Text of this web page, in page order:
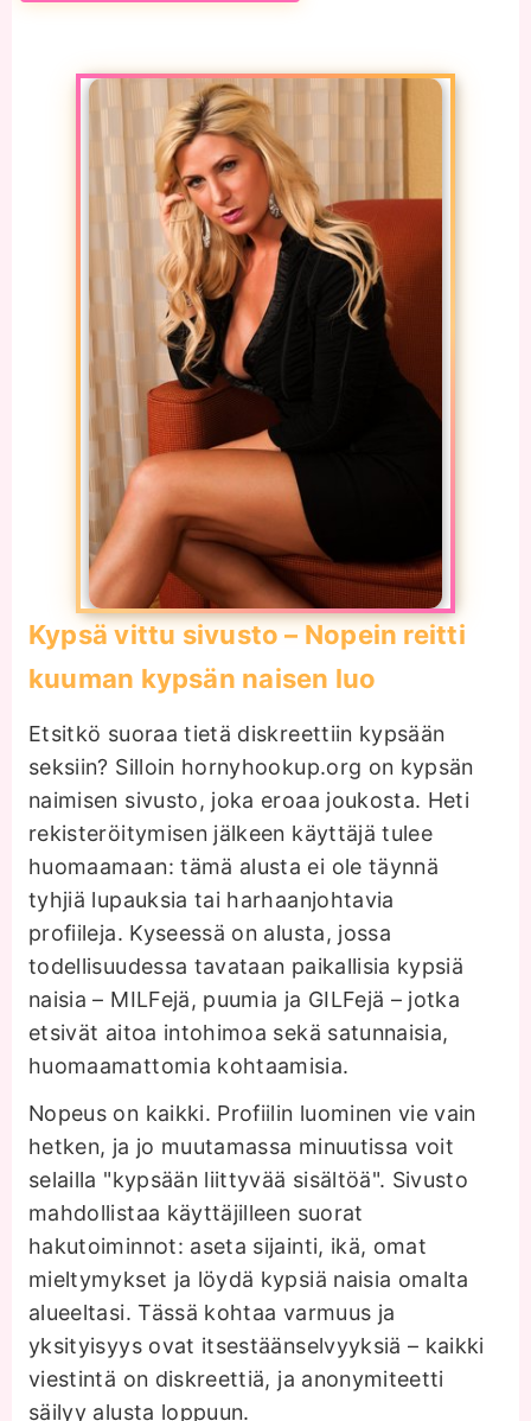
Kypsä vittu sivusto – Nopein reitti
kuuman kypsän naisen luo
Etsitkö suoraa tietä diskreettiin kypsään
seksiin? Silloin hornyhookup.org on kypsän
naimisen sivusto, joka eroaa joukosta. Heti
rekisteröitymisen jälkeen käyttäjä tulee
huomaamaan: tämä alusta ei ole täynnä
tyhjiä lupauksia tai harhaanjohtavia
profiileja. Kyseessä on alusta, jossa
todellisuudessa tavataan paikallisia kypsiä
naisia – MILFejä, puumia ja GILFejä – jotka
etsivät aitoa intohimoa sekä satunnaisia,
huomaamattomia kohtaamisia.
Nopeus on kaikki. Profiilin luominen vie vain
hetken, ja jo muutamassa minuutissa voit
selailla "kypsään liittyvää sisältöä". Sivusto
mahdollistaa käyttäjilleen suorat
hakutoiminnot: aseta sijainti, ikä, omat
mieltymykset ja löydä kypsiä naisia omalta
alueeltasi. Tässä kohtaa varmuus ja
yksityisyys ovat itsestäänselvyyksiä – kaikki
viestintä on diskreettiä, ja anonymiteetti
säilyy alusta loppuun.